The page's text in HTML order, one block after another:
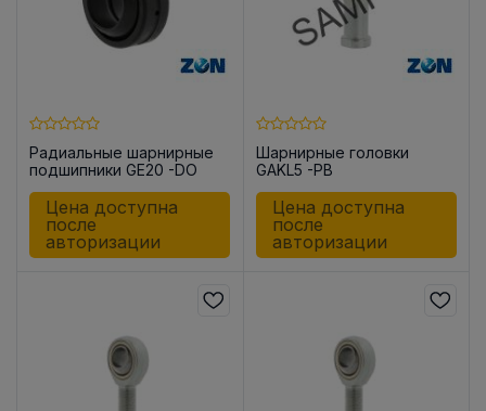
Радиальные шарнирные
подшипники GE20 -DO
Цена доступна
после
авторизации
Шарнирные головки
GAKL5 -PB
Цена доступна
после
авторизации